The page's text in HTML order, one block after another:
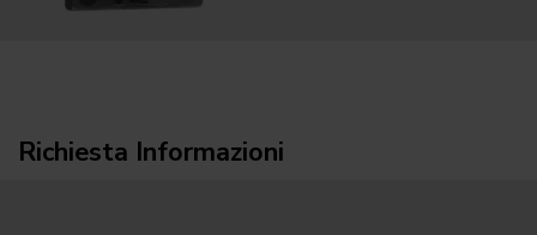
Richiesta Informazioni